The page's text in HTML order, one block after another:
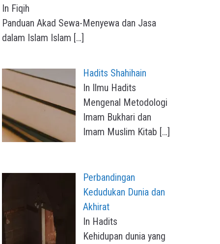
In Fiqih
Panduan Akad Sewa-Menyewa dan Jasa
dalam Islam Islam […]
Hadits Shahihain
In Ilmu Hadits
Mengenal Metodologi
Imam Bukhari dan
Imam Muslim Kitab […]
Perbandingan
Kedudukan Dunia dan
Akhirat
In Hadits
Kehidupan dunia yang